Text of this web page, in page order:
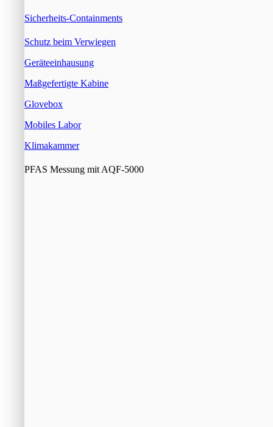
Sicherheits-Containments
Schutz beim Verwiegen
Geräteeinhausung
Maßgefertigte Kabine
Glovebox
Mobiles Labor
Klimakammer
PFAS Messung mit AQF-5000